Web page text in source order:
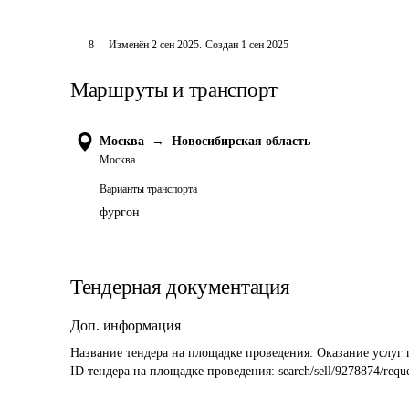
8 Изменён 2 сен 2025. Создан 1 сен 2025
Маршруты и транспорт
Москва →
Москва
Новосибирская область
Варианты транспорта
фургон
Тендерная документация
Доп. информация
Название тендера на площадке проведения:
ID тендера на площадке проведения: search/sell/9278874/